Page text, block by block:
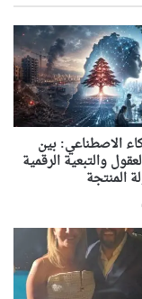
الاصطناعي: بين
والتبعية الرقمية
المنتجة